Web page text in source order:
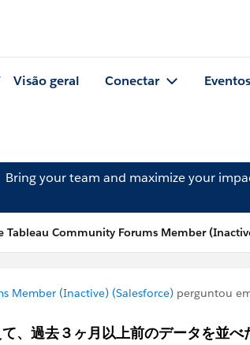
Visão geral Conectar Eventos
Bring your team and maximize your
Tableau Community Forums Member
Member (Inactive) (Salesforce) perguntou
、過去３ヶ月以上前のデータを並べ